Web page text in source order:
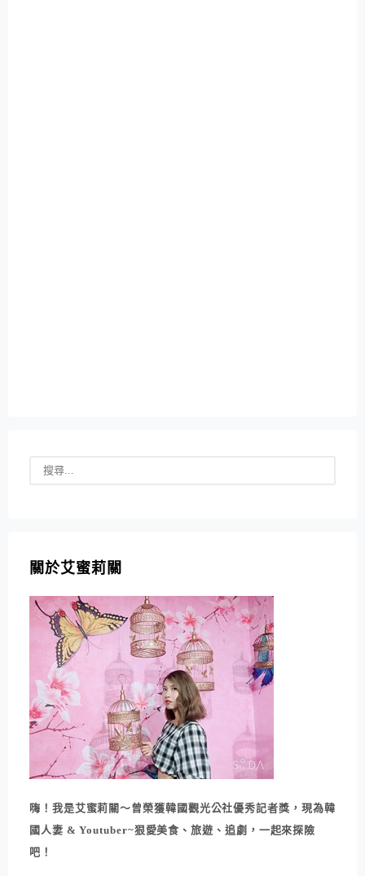
關於艾蜜莉關
嗨！我是艾蜜莉關～曾榮獲韓國觀光公社優秀記者獎，現為韓
國人妻 & Youtuber~狠愛美食、旅遊、追劇，一起來探險
吧！